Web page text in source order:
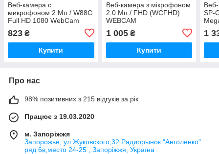
Веб-камера с
микрофоном 2 Мп / W88C
Full HD 1080 WebCam
823 ₴
Купити
Веб-камера з мікрофоном
2.0 Мп / FHD (WCFHD)
WEBCAM
1 005₴
Купити
SP-
USB
1
Про нас
98% позитивних з 215 відгуків за рік
Працює з 19.03.2020
м. Запоріжжя
Запорожье, ул.Жуковского,32 Радиорынок "Анголенко"
ряд 6в,место 24-25 , Запоріжжя, Україна